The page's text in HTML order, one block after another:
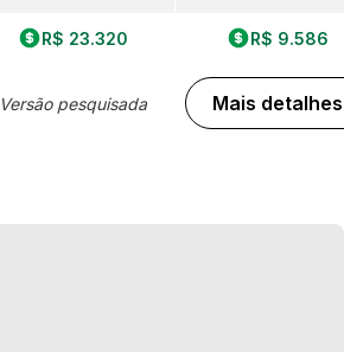
R$ 23.320
Versão pesquisada
R$ 9.586
Mais detalhes